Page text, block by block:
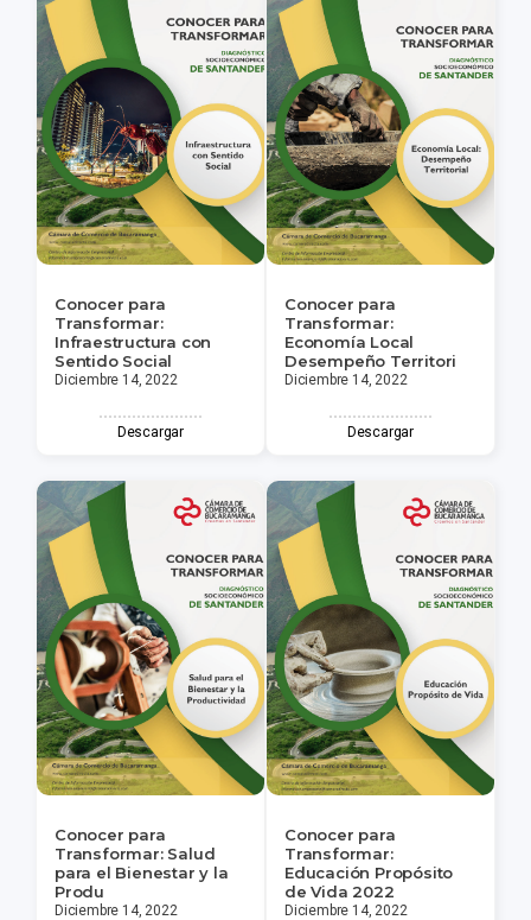
Conocer para
Transformar:
Infraestructura con
Sentido Social
Diciembre 14, 2022
Descargar
Conocer para
Transformar:
Economía Local
Desempeño Territori
Diciembre 14, 2022
Descargar
Conocer para
Transformar: Salud
para el Bienestar y la
Produ
Diciembre 14, 2022
Conocer para
Transformar:
Educación Propósito
de Vida 2022
Diciembre 14, 2022